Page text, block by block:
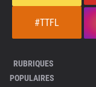
#TTFL
RUBRIQUES
POPULAIRES